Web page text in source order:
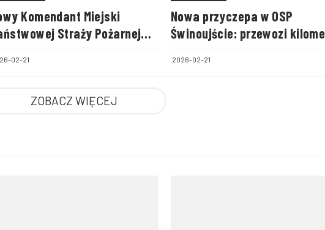
Komendant Miejski
Straży Pożarnej
02-21
Nowa przyczepa w OSP
Świnoujście: przewozi
2026-02-21
ZOBACZ WIĘCEJ